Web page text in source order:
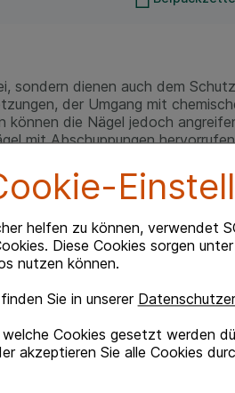
helfen zu können, verwendet
Diese Cookies sorgen
nutzen können.
Sie in unserer
Cookies gesetzt werden
akzeptieren Sie alle Cookies
sondern dienen auch dem
der Umgang mit
die Nägel jedoch
mit Abschuppungen
nur langsam wachsen. Rund 6
ein neuer, gesunder Nagel
unsichtbaren Film und fördert
und stabilisiert die
in der Anwendung.
mit dem Wirkstoff
auszeichnet und sogar für
Nagel einen unsichtbaren
wirkt. Der Film bleibt aber nicht
und stabilisiert Myfungar